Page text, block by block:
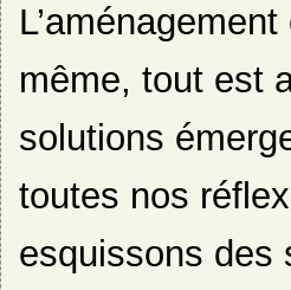
même, tout est
solutions
toutes nos
esquissons des